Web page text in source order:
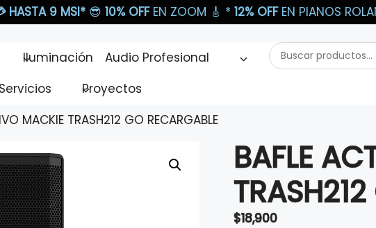
HASTA 9 MSI* 😎 10% OFF EN ZOOM 🎸​ * 12% OFFEN PIANOS
Iluminación
Audio Profesional
Servicios
Proyectos
Buscar
productos...
MACKIE TRASH212 GO RECARGABLE
BAFLE
$18,900